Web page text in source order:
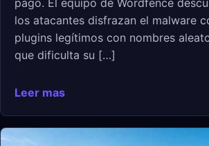
pago. El equipo de Wordfence
los atacantes disfrazan el malware
plugins legítimos con nombres
que dificulta su […]
Leer mas